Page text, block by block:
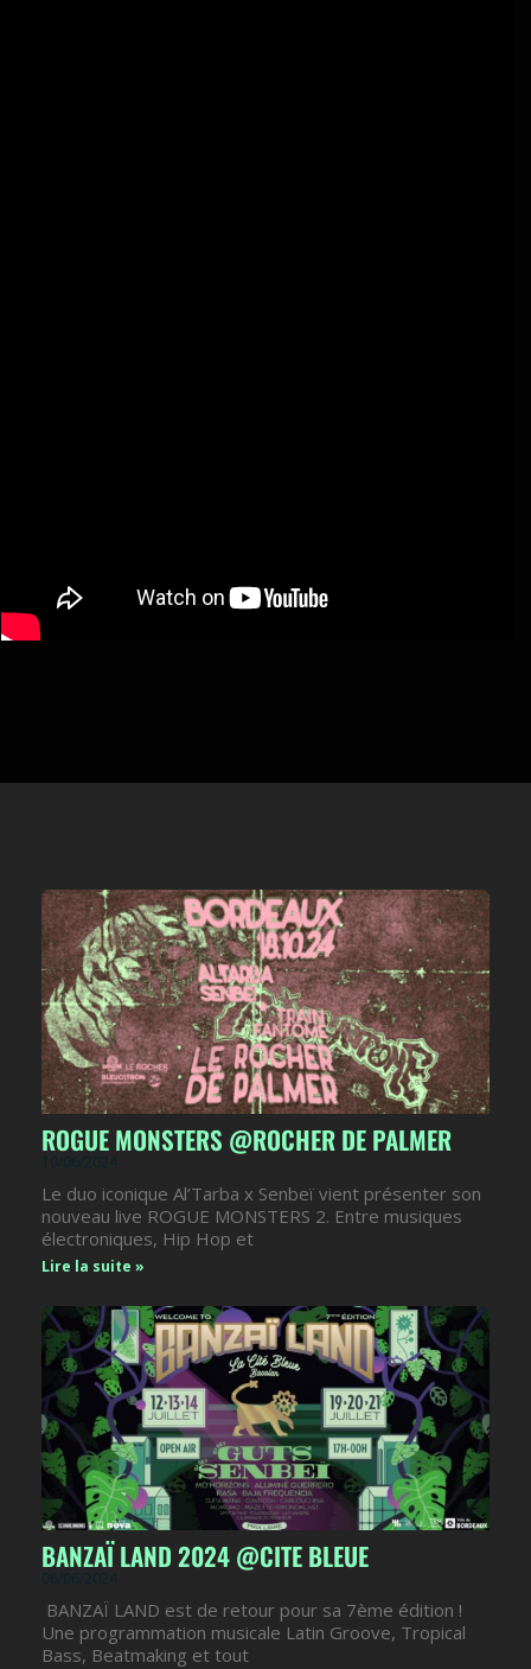
ROGUE MONSTERS @ROCHER DE PALMER
10/06/2024
Le duo iconique Al’Tarba x Senbeï vient présenter son
nouveau live ROGUE MONSTERS 2. Entre musiques
électroniques, Hip Hop et
Lire la suite »
BANZAÏ LAND 2024 @CITE BLEUE
06/06/2024
BANZAÏ LAND est de retour pour sa 7ème édition !
Une programmation musicale Latin Groove, Tropical
Bass, Beatmaking et tout